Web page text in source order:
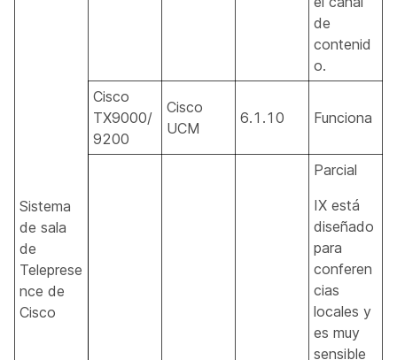
Sistema
de sala
de
Teleprese
nce de
Cisco
de
contenid
o.
Cisco
TX9000/
9200
Cisco
UCM
6.1.10 Funciona
Parcial
IX está
diseñado
para
conferen
cias
locales y
es muy
sensible